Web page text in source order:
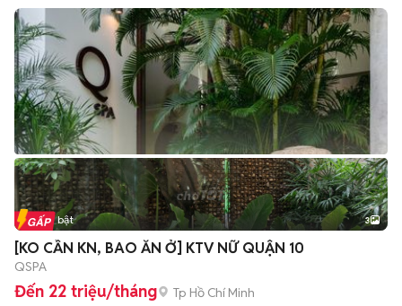
Tin nổi bật 3
[KO CẦN KN, BAO ĂN Ở] KTV NỮ QUẬN 10
QSPA
Đến 22 triệu/tháng Tp Hồ Chí Minh